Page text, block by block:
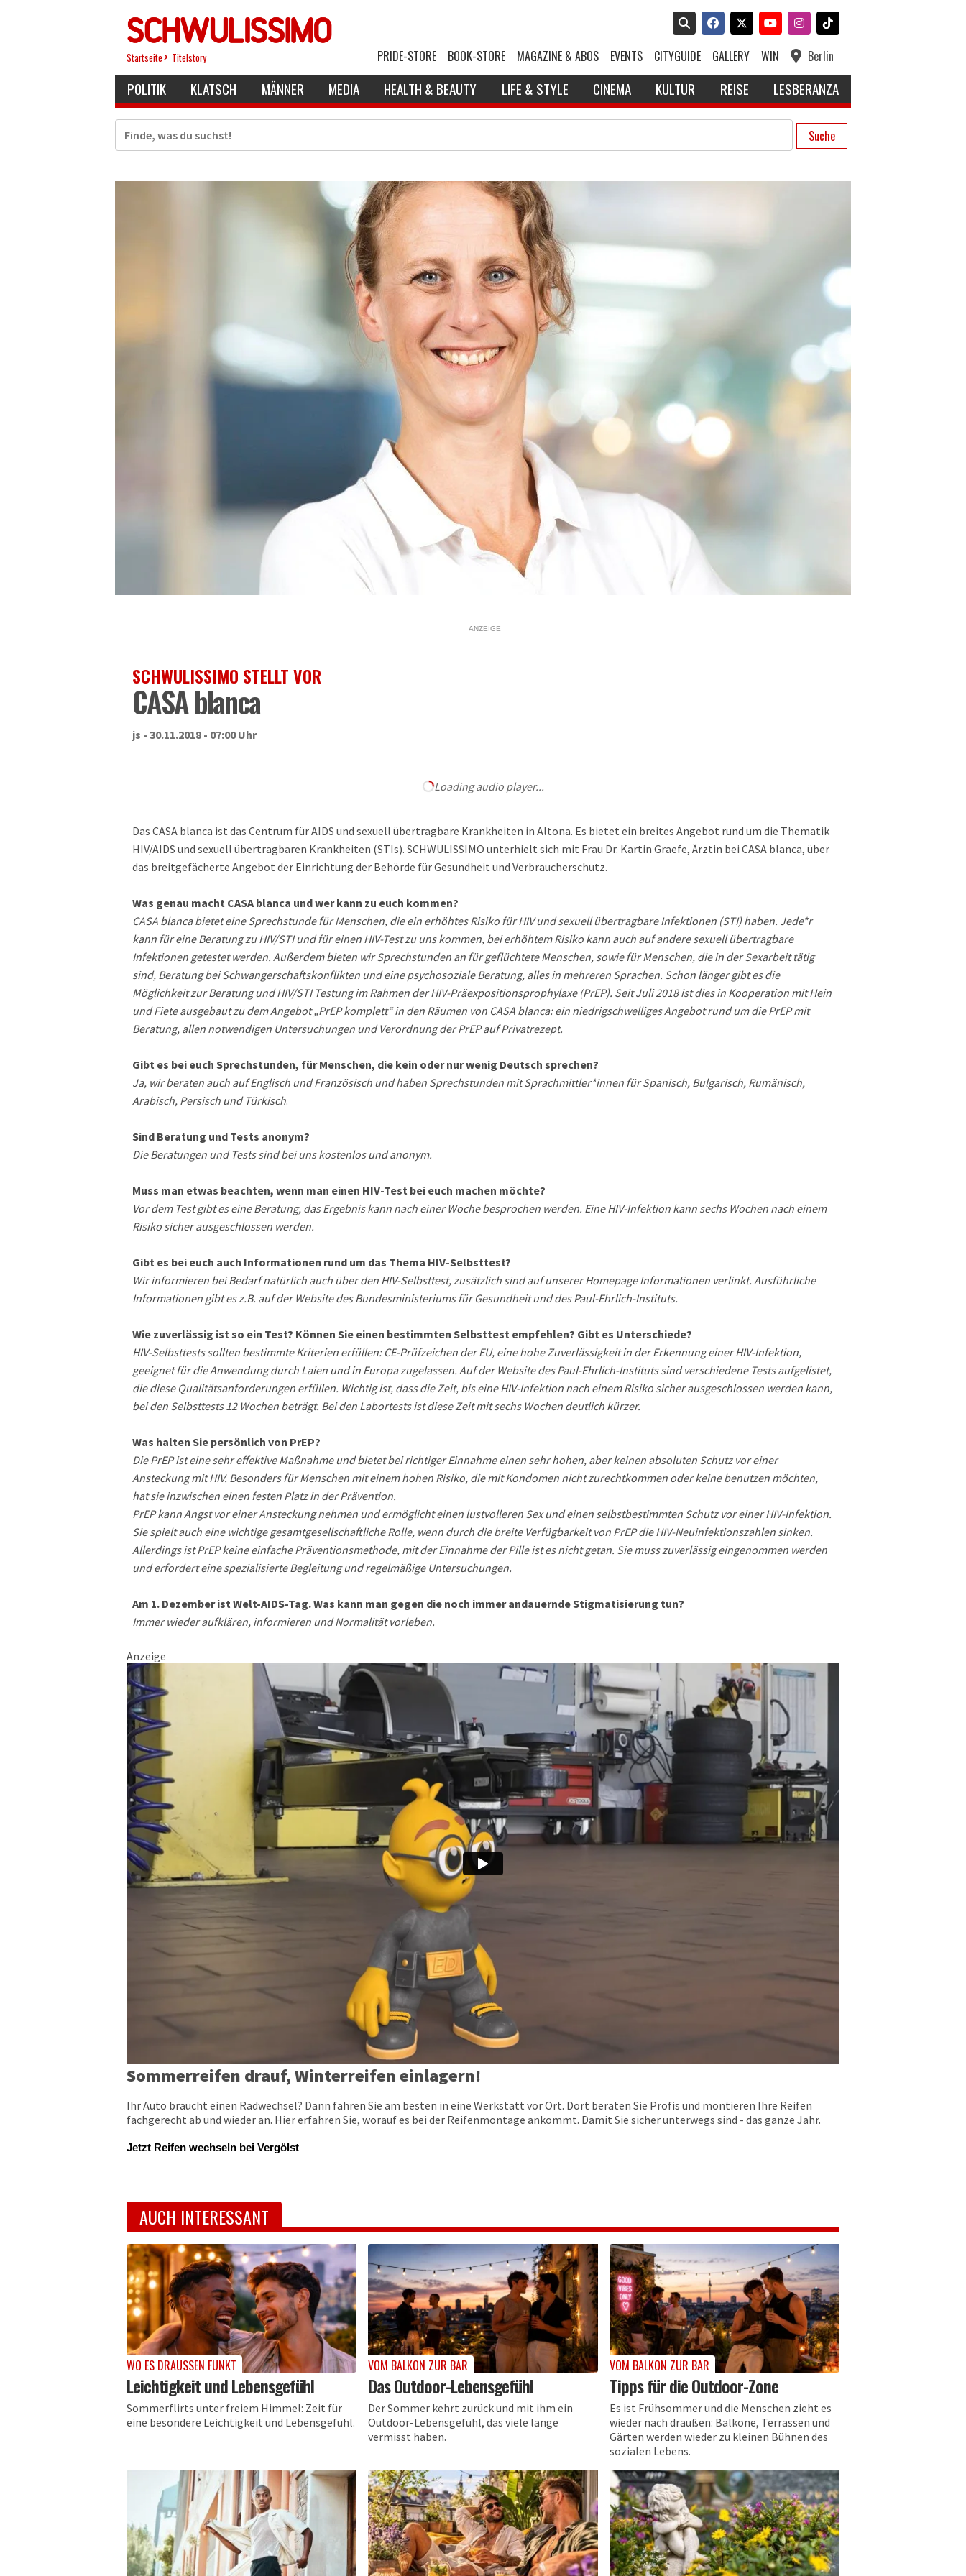
Startseite Titelstory PRIDE-STORE BOOK-STORE MAGAZINE & ABOS EVENTS CITYGUIDE GALLERY WIN Berlin
POLITIK KLATSCH MÄNNER MEDIA HEALTH & BEAUTY LIFE & STYLE CINEMA KULTUR REISE LESBERANZA
Suche
ANZEIGE
SCHWULISSIMO STELLT VOR
CASA blanca
js - 30.11.2018 - 07:00 Uhr
Loading audio player...
Das CASA blanca ist das Centrum für AIDS und sexuell übertragbare Krankheiten in Altona. Es bietet ein breites Angebot rund um die Thematik
HIV/AIDS und sexuell übertragbaren Krankheiten (STIs). SCHWULISSIMO unterhielt sich mit Frau Dr. Kartin Graefe, Ärztin bei CASA blanca, über
das breitgefächerte Angebot der Einrichtung der Behörde für Gesundheit und Verbraucherschutz.
Was genau macht CASA blanca und wer kann zu euch kommen?
CASA blanca bietet eine Sprechstunde für Menschen, die ein erhöhtes Risiko für HIV und sexuell übertragbare Infektionen (STI) haben. Jede*r
kann für eine Beratung zu HIV/STI und für einen HIV-Test zu uns kommen, bei erhöhtem Risiko kann auch auf andere sexuell übertragbare
Infektionen getestet werden. Außerdem bieten wir Sprechstunden an für geflüchtete Menschen, sowie für Menschen, die in der Sexarbeit tätig
sind, Beratung bei Schwangerschaftskonflikten und eine psychosoziale Beratung, alles in mehreren Sprachen. Schon länger gibt es die
Möglichkeit zur Beratung und HIV/STI Testung im Rahmen der HIV-Präexpositionsprophylaxe (PrEP). Seit Juli 2018 ist dies in Kooperation mit Hein
und Fiete ausgebaut zu dem Angebot „PrEP komplett“ in den Räumen von CASA blanca: ein niedrigschwelliges Angebot rund um die PrEP mit
Beratung, allen notwendigen Untersuchungen und Verordnung der PrEP auf Privatrezept.
Gibt es bei euch Sprechstunden, für Menschen, die kein oder nur wenig Deutsch sprechen?
Ja, wir beraten auch auf Englisch und Französisch und haben Sprechstunden mit Sprachmittler*innen für Spanisch, Bulgarisch, Rumänisch,
Arabisch, Persisch und Türkisch.
Sind Beratung und Tests anonym?
Die Beratungen und Tests sind bei uns kostenlos und anonym.
Muss man etwas beachten, wenn man einen HIV-Test bei euch machen möchte?
Vor dem Test gibt es eine Beratung, das Ergebnis kann nach einer Woche besprochen werden. Eine HIV-Infektion kann sechs Wochen nach einem
Risiko sicher ausgeschlossen werden.
Gibt es bei euch auch Informationen rund um das Thema HIV-Selbsttest?
Wir informieren bei Bedarf natürlich auch über den HIV-Selbsttest, zusätzlich sind auf unserer Homepage Informationen verlinkt. Ausführliche
Informationen gibt es z.B. auf der Website des Bundesministeriums für Gesundheit und des Paul-Ehrlich-Instituts.
Wie zuverlässig ist so ein Test? Können Sie einen bestimmten Selbsttest empfehlen? Gibt es Unterschiede?
HIV-Selbsttests sollten bestimmte Kriterien erfüllen: CE-Prüfzeichen der EU, eine hohe Zuverlässigkeit in der Erkennung einer HIV-Infektion,
geeignet für die Anwendung durch Laien und in Europa zugelassen. Auf der Website des Paul-Ehrlich-Instituts sind verschiedene Tests aufgelistet,
die diese Qualitätsanforderungen erfüllen. Wichtig ist, dass die Zeit, bis eine HIV-Infektion nach einem Risiko sicher ausgeschlossen werden kann,
bei den Selbsttests 12 Wochen beträgt. Bei den Labortests ist diese Zeit mit sechs Wochen deutlich kürzer.
Was halten Sie persönlich von PrEP?
Die PrEP ist eine sehr effektive Maßnahme und bietet bei richtiger Einnahme einen sehr hohen, aber keinen absoluten Schutz vor einer
Ansteckung mit HIV. Besonders für Menschen mit einem hohen Risiko, die mit Kondomen nicht zurechtkommen oder keine benutzen möchten,
hat sie inzwischen einen festen Platz in der Prävention.
PrEP kann Angst vor einer Ansteckung nehmen und ermöglicht einen lustvolleren Sex und einen selbstbestimmten Schutz vor einer HIV-Infektion.
Sie spielt auch eine wichtige gesamtgesellschaftliche Rolle, wenn durch die breite Verfügbarkeit von PrEP die HIV-Neuinfektionszahlen sinken.
Allerdings ist PrEP keine einfache Präventionsmethode, mit der Einnahme der Pille ist es nicht getan. Sie muss zuverlässig eingenommen werden
und erfordert eine spezialisierte Begleitung und regelmäßige Untersuchungen.
Am 1. Dezember ist Welt-AIDS-Tag. Was kann man gegen die noch immer andauernde Stigmatisierung tun?
Immer wieder aufklären, informieren und Normalität vorleben.
Anzeige
Sommerreifen drauf, Winterreifen einlagern!
Ihr Auto braucht einen Radwechsel? Dann fahren Sie am besten in eine Werkstatt vor Ort. Dort beraten Sie Profis und montieren Ihre Reifen
fachgerecht ab und wieder an. Hier erfahren Sie, worauf es bei der Reifenmontage ankommt. Damit Sie sicher unterwegs sind - das ganze Jahr.
Jetzt Reifen wechseln bei Vergölst
AUCH INTERESSANT
WO ES DRAUSSEN FUNKT
Leichtigkeit und Lebensgefühl
Sommerflirts unter freiem Himmel: Zeit für
eine besondere Leichtigkeit und Lebensgefühl.
VOM BALKON ZUR BAR
Das Outdoor-Lebensgefühl
Der Sommer kehrt zurück und mit ihm ein
Outdoor-Lebensgefühl, das viele lange
vermisst haben.
VOM BALKON ZUR BAR
Tipps für die Outdoor-Zone
Es ist Frühsommer und die Menschen zieht es
wieder nach draußen: Balkone, Terrassen und
Gärten werden wieder zu kleinen Bühnen des
sozialen Lebens.